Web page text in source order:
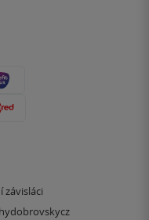
závisláci